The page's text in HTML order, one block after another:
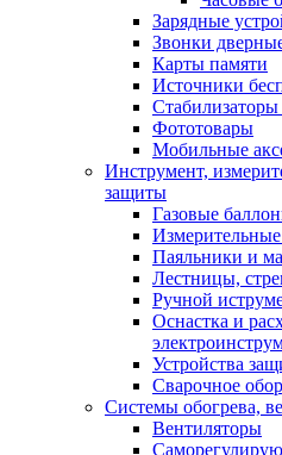
Зарядные
Звонки
Карты памяти
Источники
Фототовары
Мобильные
Инструмент,
защиты
Газовые
Паяльники и
Лестницы,
Ручной
Оснастка и
Устройства
Сварочное
Системы обогрева,
Вентиляторы